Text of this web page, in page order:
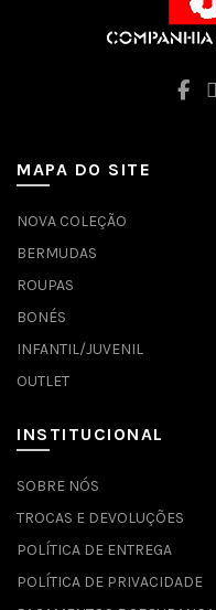
MAPA DO SITE
NOVA COLEÇÃO
BERMUDAS
ROUPAS
BONÉS
INFANTIL/JUVENIL
OUTLET
INSTITUCIONAL
SOBRE NÓS
TROCAS E DEVOLUÇÕES
POLÍTICA DE ENTREGA
POLÍTICA DE PRIVACIDADE